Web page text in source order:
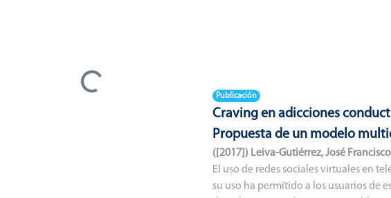
Cargando... Publicación
Craving en adicciones
Propuesta de un modelo
([2017] ) Leiva-Gutiérrez, José Francisco
El uso de redes sociales virtuales en
su uso ha permitido a los usuarios de